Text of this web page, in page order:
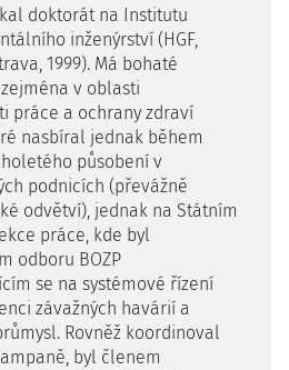
doktorát na Institutu
inženýrství (HGF,
1999). Má bohaté
v oblasti
práce a ochrany zdraví
nasbíral jednak během
působení v
podnicích (převážně
odvětví), jednak na Státním
práce, kde byl
odboru BOZP
se na systémové řízení
závažných havárií a
Rovněž koordinoval
byl členem